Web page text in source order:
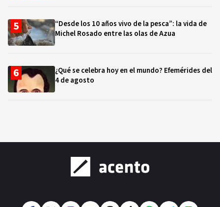
“Desde los 10 años vivo de la pesca”: la vida de
Michel Rosado entre las olas de Azua
¿Qué se celebra hoy en el mundo? Efemérides del
4 de agosto